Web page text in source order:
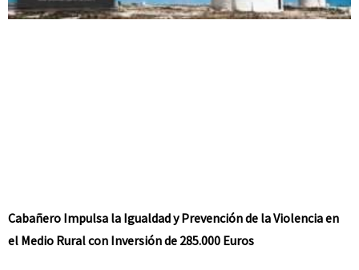
Cabañero Impulsa la Igualdad y Prevención de la Violencia en
el Medio Rural con Inversión de 285.000 Euros